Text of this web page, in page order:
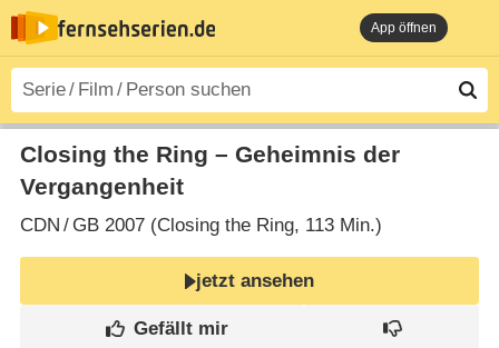
App öffnen
Closing the Ring – Geheimnis der
Vergangenheit
CDN / GB2007 (Closing the Ring‎, 113 Min.)
jetzt ansehen